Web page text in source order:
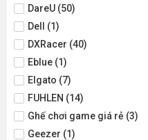
DareU (50)
Dell (1)
DXRacer (40)
Eblue (1)
Elgato (7)
FUHLEN (14)
Ghế chơi game giá rẻ (3)
Geezer (1)